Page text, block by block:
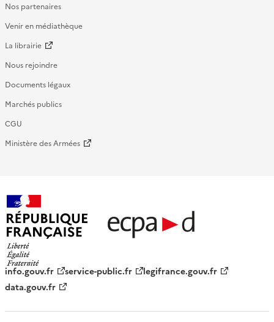
Nos partenaires
Venir en médiathèque
La librairie
Nous rejoindre
Documents légaux
Marchés publics
CGU
Ministère des Armées
française - ECPAD
info.gouv.fr service-public.fr
legifrance.gouv.fr
data.gouv.fr